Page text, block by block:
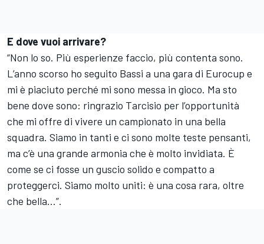
E dove vuoi arrivare?
“Non lo so. Più esperienze faccio, più contenta sono.
L’anno scorso ho seguito Bassi a una gara di Eurocup e
mi è piaciuto perché mi sono messa in gioco. Ma sto
bene dove sono: ringrazio Tarcisio per l’opportunità
che mi offre di vivere un campionato in una bella
squadra. Siamo in tanti e ci sono molte teste pensanti,
ma c’è una grande armonia che è molto invidiata. È
come se ci fosse un guscio solido e compatto a
proteggerci. Siamo molto uniti: è una cosa rara, oltre
che bella…”.